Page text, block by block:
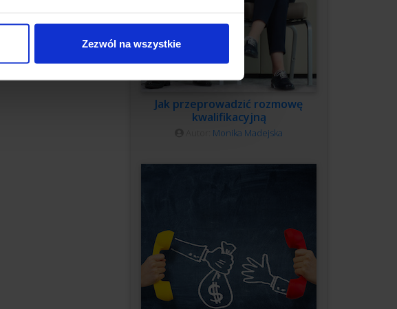
Zezwól na wszystkie
Jak przeprowadzić rozmowę
kwalifikacyjną
Monika Madejska